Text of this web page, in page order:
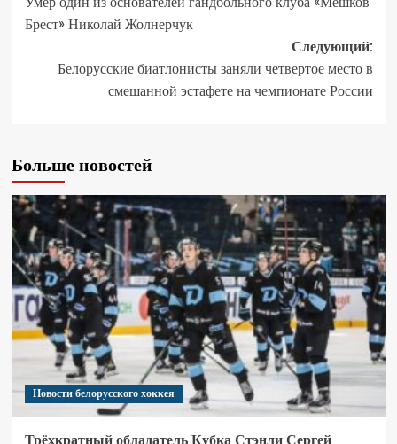
Брест» Николай Жолнерчук
Следующий:
Белорусские биатлонисты заняли четвертое место в
смешанной эстафете на чемпионате России
Больше новостей
Новости белорусского хоккея
Трёхкратный обладатель Кубка Стэнли Сергей